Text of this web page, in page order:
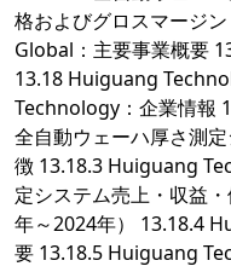
格およびグロスマージ
Global：主要事業概要
13.18 Huiguang
Technology：企業情報
全自動ウェーハ厚さ測
徴 13.18.3 Huiguang
定システム売上・収益
年～2024年） 13.18.4
要 13.18.5 Huiguang